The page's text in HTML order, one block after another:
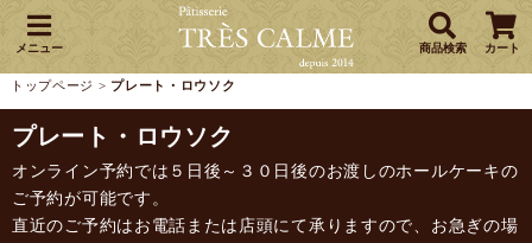
メニュー 商品検索 カート
トップページ > プレート・ロウソク
プレート・ロウソク
オンライン予約では５日後～３０日後のお渡しのホールケーキの
ご予約が可能です。
直近のご予約はお電話または店頭にて承りますので、お急ぎの場